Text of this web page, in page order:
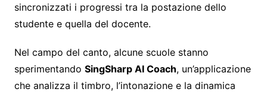
sincronizzati i progressi tra la postazione dello
studente e quella del docente.
Nel campo del canto, alcune scuole stanno
sperimentando SingSharp AI Coach, un’applicazione
che analizza il timbro, l’intonazione e la dinamica